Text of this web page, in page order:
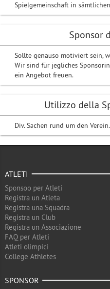
Spielgemeinschaft in
Sponsor
Sollte genauso motiviert sein,
Wir sind für jegliches
ein Angebot freuen.
Utilizzo della
Div. Sachen rund um den Verein.
ATLETI
Sponsoo per Atleti
Registra un Atleta
Registra una Squadra
Registra un Club
Registra un Associazione
FAQ per Atleti
Atleti olimpici
College Athletes
SPONSOR